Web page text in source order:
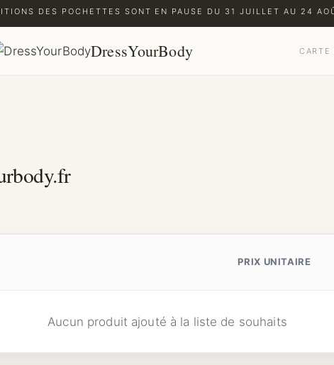
DES POCHETTES SONT EN PAUSE DU 31 JUILLET AU 24
DressYourBody CARTE
PRIX UNITAIRE
Aucun produit ajouté à la liste de souhaits